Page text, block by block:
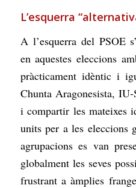
L’esquerra
A l’esquerra del PSOE
en aquestes eleccions
pràcticament idèntic i
Chunta Aragonesista,
i compartir les mateixes
units per a les eleccions
agrupacions es van
globalment les seves
frustrant a àmplies